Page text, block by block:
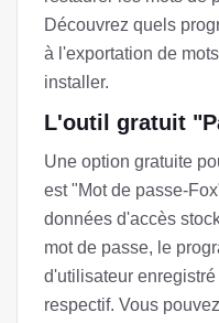
Découvrez quels
à l'exportation de
installer.
L'outil gratuit
Une option gratuite
est "Mot de passe-
données d'accès
mot de passe, le
d'utilisateur
respectif. Vous